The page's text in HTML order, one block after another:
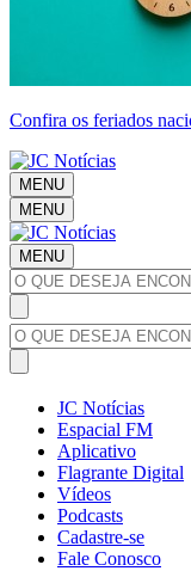
Confira os feriados
MENU
MENU
MENU
JC Notícias
Espacial FM
Aplicativo
Flagrante Digital
Vídeos
Podcasts
Cadastre-se
Fale Conosco